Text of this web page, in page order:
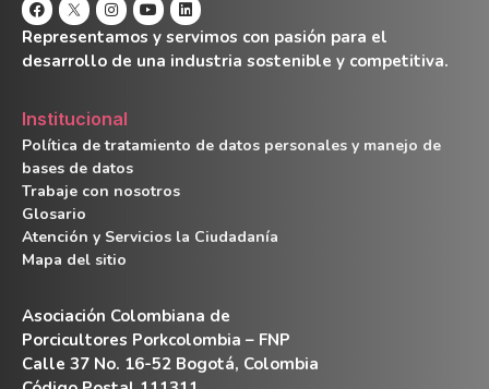
Representamos y servimos con pasión para el
desarrollo de una industria sostenible y competitiva.
Institucional
Política de tratamiento de datos personales y manejo de
bases de datos
Trabaje con nosotros
Glosario
Atención y Servicios la Ciudadanía
Mapa del sitio
Asociación Colombiana de
Porcicultores Porkcolombia – FNP
Calle 37 No. 16-52 Bogotá, Colombia